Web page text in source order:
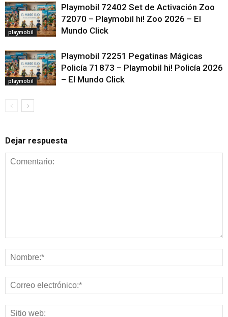
playmobil
Playmobil 72402 Set de Activación Zoo
72070 – Playmobil hi! Zoo 2026 – El
Mundo Click
playmobil
Playmobil 72251 Pegatinas Mágicas
Policía 71873 – Playmobil hi! Policía 2026
– El Mundo Click
Dejar respuesta